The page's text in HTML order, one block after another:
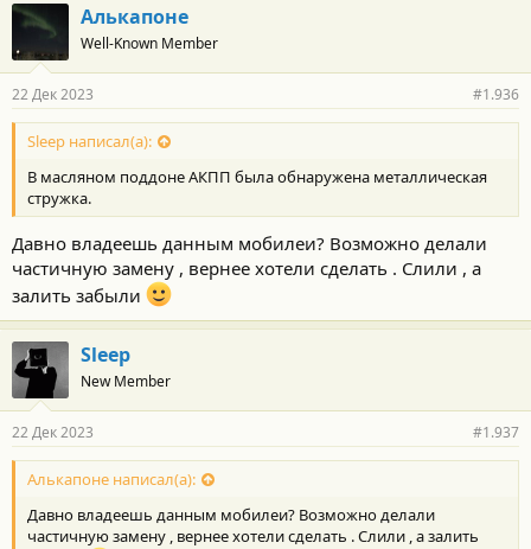
Алькапоне
Well-Known Member
22 Дек 2023 #1.936
Sleep написал(а):
В масляном поддоне АКПП была обнаружена металлическая
стружка.
Давно владеешь данным мобилеи? Возможно делали
частичную замену , вернее хотели сделать . Слили , а
залить забыли
Sleep
New Member
22 Дек 2023 #1.937
Алькапоне написал(а):
Давно владеешь данным мобилеи? Возможно делали
частичную замену , вернее хотели сделать . Слили , а залить